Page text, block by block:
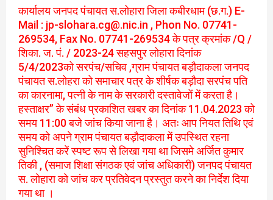
कार्यालय जनपद पंचायत स.लोहारा जिला कबीरधाम (छ.ग.) E-
Mail : jp-slohara.cg@.nic.in , Phon No. 07741-
269534, Fax No. 07741-269534 के पत्र क्रमांक /Q /
शिका. ज. पं. / 2023-24 सहसपुर लोहारा दिनांक
5/4/2023को सरपंच/सचिव ,ग्राम पंचायत बड़ौदाकला जनपद
पंचायत स.लोहरा को समाचार पत्र के शीर्षक बड़ौदा सरपंच पति
का कारनामा, पत्नी के नाम के सरकारी दस्तावेजों में करता है।
हस्ताक्षर” के संबंध प्रकाशित खबर का दिनांक 11.04.2023 को
समय 11:00 बजे जांच किया जाना है। अतः आप नियत तिथि एवं
समय को अपने ग्राम पंचायत बड़ौदाकला में उपस्थित रहना
सुनिश्चित करें स्पष्ट रूप से लिखा गया था जिसमे अर्जित कुमार
तिकी , (समाज शिक्षा संगठक एवं जांच अधिकारी) जनपद पंचायत
स. लोहारा को जांच कर प्रतिवेदन प्रस्तुत करने का निर्देश दिया
गया था ।